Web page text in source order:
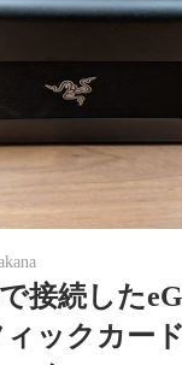
接続した
ックカー